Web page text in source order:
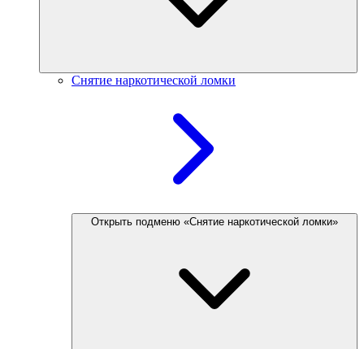
Снятие наркотической ломки
Открыть подменю «Снятие наркотической ломки»